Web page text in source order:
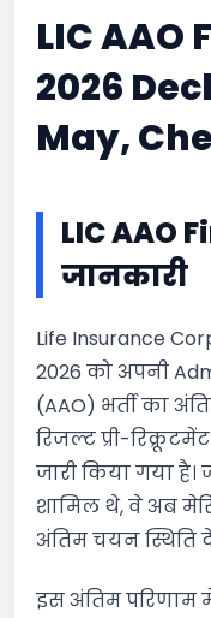
LIC AAO
2026
May,
LIC AAO
जानकारी
Life Insurance
2026 को अपनी
(AAO) भर्ती का
रिजल्ट प्री-
जारी किया गया है।
शामिल थे, वे अब
अंतिम चयन स्थिति
इस अंतिम परिणाम में